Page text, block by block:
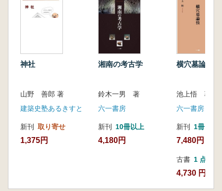
神社
山野 善郎 著
建築史塾あるきすと
新刊 取り寄せ
1,375円
湘南の考古学
鈴木一男 著
六一書房
新刊 10冊以上
4,180円
横穴墓論攷
池上悟 著
六一書房
新刊 1冊
7,480円
古書 1 点
4,730 円